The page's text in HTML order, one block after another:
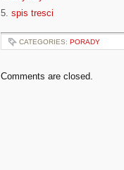
5. spis tresci
CATEGORIES: PORADY
Comments are closed.